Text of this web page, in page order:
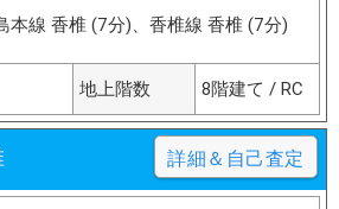
本線 香椎 (7分)、香椎線 香椎 (7分)
地上階数 8階建て / RC
詳細＆自己査定